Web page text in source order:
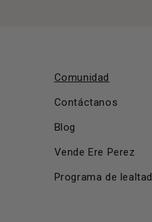
Comunidad
Contáctanos
Blog
Vende Ere Perez
Programa de lealtad